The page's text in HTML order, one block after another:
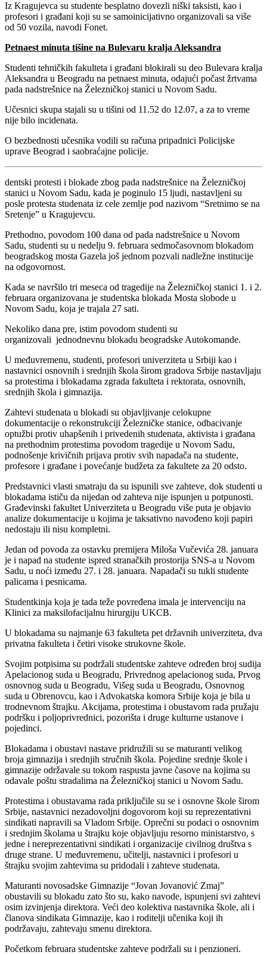
Iz Kragujevca su studente besplatno dovezli niški taksisti, kao i
profesori i građani koji su se samoinicijativno organizovali sa više
od 50 vozila, navodi Fonet.
Petnaest minuta tišine na Bulevaru kralja Aleksandra
Studenti tehničkih fakulteta i građani blokirali su deo Bulevara kralja
Aleksandra u Beogradu na petnaest minuta, odajući počast žrtvama
pada nadstrešnice na Železničkoj stanici u Novom Sadu.
Učesnici skupa stajali su u tišini od 11.52 do 12.07, a za to vreme
nije bilo incidenata.
O bezbednosti učesnika vodili su računa pripadnici Policijske
uprave Beograd i saobraćajne policije.
dentski protesti i blokade zbog pada nadstrešnice na Železničkoj
stanici u Novom Sadu, kada je poginulo 15 ljudi, nastavljeni su
posle protesta studenata iz cele zemlje pod nazivom “Sretnimo se na
Sretenje” u Kragujevcu.
Prethodno, povodom 100 dana od pada nadstrešnice u Novom
Sadu, studenti su u nedelju 9. februara sedmočasovnom blokadom
beogradskog mosta Gazela još jednom pozvali nadležne institucije
na odgovornost.
Kada se navršilo tri meseca od tragedije na Železničkoj stanici 1. i 2.
februara organizovana je studentska blokada Mosta slobode u
Novom Sadu, koja je trajala 27 sati.
Nekoliko dana pre, istim povodom studenti su
organizovali jednodnevnu blokadu beogradske Autokomande.
U međuvremenu, studenti, profesori univerziteta u Srbiji kao i
nastavnici osnovnih i srednjih škola širom gradova Srbije nastavljaju
sa protestima i blokadama zgrada fakulteta i rektorata, osnovnih,
srednjih škola i gimnazija.
Zahtevi studenata u blokadi su objavljivanje celokupne
dokumentacije o rekonstrukciji Železničke stanice, odbacivanje
optužbi protiv uhapšenih i privedenih studenata, aktivista i građana
na prethodnim protestima povodom tragedije u Novom Sadu,
podnošenje krivičnih prijava protiv svih napadača na studente,
profesore i građane i povećanje budžeta za fakultete za 20 odsto.
Predstavnici vlasti smatraju da su ispunili sve zahteve, dok studenti u
blokadama ističu da nijedan od zahteva nije ispunjen u potpunosti.
Građevinski fakultet Univerziteta u Beogradu više puta je objavio
analize dokumentacije u kojima je taksativno navođeno koji papiri
nedostaju ili nisu kompletni.
Jedan od povoda za ostavku premijera Miloša Vučevića 28. januara
je i napad na studente ispred stranačkih prostorija SNS-a u Novom
Sadu, u noći između 27. i 28. januara. Napadači su tukli studente
palicama i pesnicama.
Studentkinja koja je tada teže povređena imala je intervenciju na
Klinici za maksilofacijalnu hirurgiju UKCB.
U blokadama su najmanje 63 fakulteta pet državnih univerziteta, dva
privatna fakulteta i četiri visoke strukovne škole.
Svojim potpisima su podržali studentske zahteve određen broj sudija
Apelacionog suda u Beogradu, Privrednog apelacionog suda, Prvog
osnovnog suda u Beogradu, Višeg suda u Beogradu, Osnovnog
suda u Obrenovcu, kao i Advokatska komora Srbije koja je bila u
trodnevnom štrajku. Akcijama, protestima i obustavom rada pružaju
podršku i poljoprivrednici, pozorišta i druge kulturne ustanove i
pojedinci.
Blokadama i obustavi nastave pridružili su se maturanti velikog
broja gimnazija i srednjih stručnih škola. Pojedine srednje škole i
gimnazije održavale su tokom raspusta javne časove na kojima su
odavale poštu stradalima na Železničkoj stanici u Novom Sadu.
Protestima i obustavama rada priključile su se i osnovne škole širom
Srbije, nastavnici nezadovoljni dogovorom koji su reprezentativni
sindikati napravili sa Vladom Srbije. Oprečni su podaci o osnovnim
i srednjim školama u štrajku koje objavljuju resorno ministarstvo, s
jedne i nereprezentativni sindikati i organizacije civilnog društva s
druge strane. U međuvremenu, učitelji, nastavnici i profesori u
štrajku svojim zahtevima su pridodali i zahteve studenata.
Maturanti novosadske Gimnazije “Jovan Jovanović Zmaj”
obustavili su blokadu zato što su, kako navode, ispunjeni svi zahtevi
osim izvinjenja direktora. Veći deo kolektiva nastavnika škole, ali i
članova sindikata Gimnazije, kao i roditelji učenika koji ih
podržavaju, zahtevaju smenu direktora.
Početkom februara studentske zahteve podržali su i penzioneri.